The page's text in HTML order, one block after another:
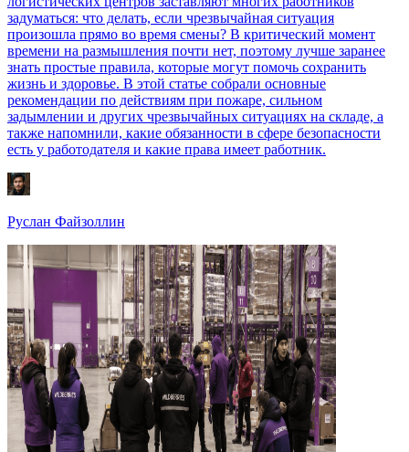
задуматься: что делать, если чрезвычайная ситуация
произошла прямо во время смены? В критический момент
времени на размышления почти нет, поэтому лучше заранее
знать простые правила, которые могут помочь сохранить
жизнь и здоровье. В этой статье собрали основные
рекомендации по действиям при пожаре, сильном
задымлении и других чрезвычайных ситуациях на складе, а
также напомнили, какие обязанности в сфере безопасности
есть у работодателя и какие права имеет работник.
Руслан Файзоллин